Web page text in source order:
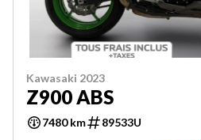
Kawasaki 2023
Z900 ABS
7480 km 89533U